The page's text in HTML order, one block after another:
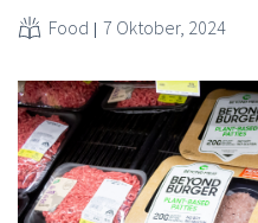
Food 7 Oktober, 2024